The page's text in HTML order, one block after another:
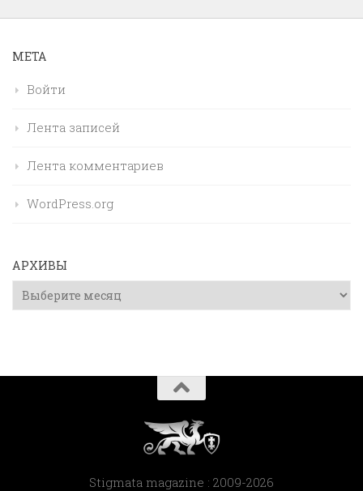
МЕТА
Войти
Лента записей
Лента комментариев
WordPress.org
АРХИВЫ
Архивы
Stigmata magazine : 2009-2026